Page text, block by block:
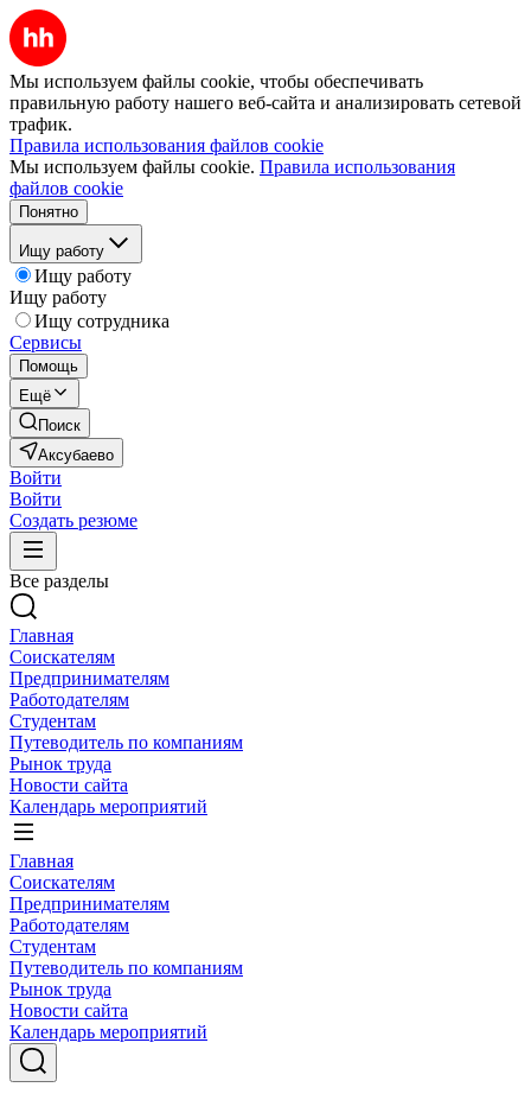
Мы используем файлы cookie, чтобы обеспечивать
правильную работу нашего веб-сайта и анализировать сетевой
трафик.
Правила использования файлов cookie
Мы используем файлы cookie. Правила использования
файлов cookie
Понятно
Ищу работу
Ищу работу
Ищу работу
Ищу сотрудника
Сервисы
Помощь
Ещё
Поиск
Аксубаево
Войти
Войти
Создать резюме
Все разделы
Главная
Соискателям
Предпринимателям
Работодателям
Студентам
Путеводитель по компаниям
Рынок труда
Новости сайта
Календарь мероприятий
Главная
Соискателям
Предпринимателям
Работодателям
Студентам
Путеводитель по компаниям
Рынок труда
Новости сайта
Календарь мероприятий